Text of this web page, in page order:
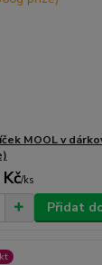
MOOL v
/ks
Přidat